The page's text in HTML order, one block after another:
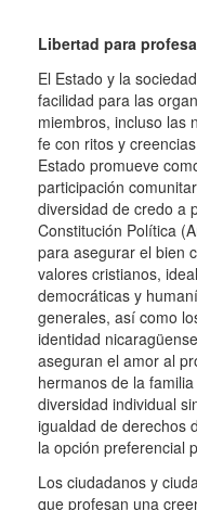
Libertad para
El Estado y la
facilidad para las
miembros, incluso las
fe con ritos y
Estado promueve
participación
diversidad de credo a
Constitución Política
para asegurar el bien
valores cristianos,
democráticas y
generales, así como
identidad
aseguran el amor al
hermanos de la
diversidad individual
igualdad de derechos
la opción preferencial
Los ciudadanos y
que profesan una